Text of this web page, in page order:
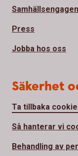
Press
Jobba hos oss
Säkerhet
Ta tillbaka
Så hanterar vi
Behandling av